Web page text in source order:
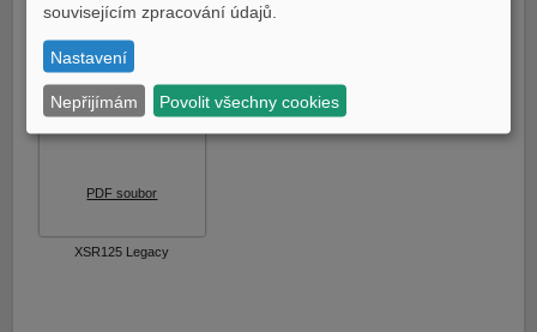
KE STAŽENÍ
PDF soubor
XSR125 Legacy
NOVINKA - od 1.1.2026 záruka 5 let
souvisejícím zpracování údajů.
Nastavení
Nepřijímám Povolit všechny cookies